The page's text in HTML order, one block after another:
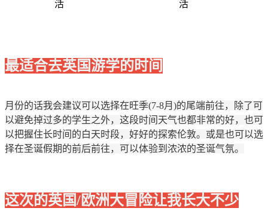
最适合去英国游学的时间
月份的话我会建议可以选择在旺季(7-8月)的尾端前往，除了可
以避免掉过多的学生之外，这段时间天气也都非常的好，也可
以把握住长时间的白天时段，好好的探索伦敦。或是也可以选
择在圣诞假期的前后前往，可以体验到浓浓的圣诞气氛。
这次的英国/欧洲大冒险让我长大不少